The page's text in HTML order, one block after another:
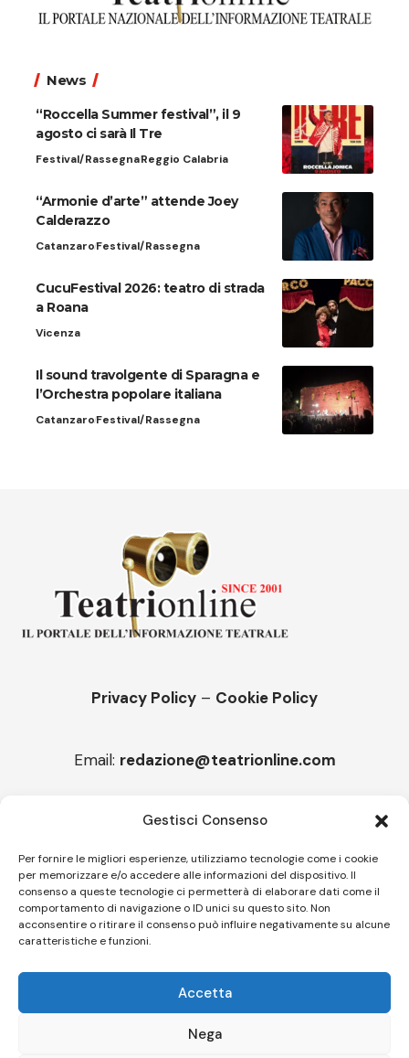
Gestisci Consenso
Per fornire le migliori esperienze, utilizziamo tecnologie come i cookie
per memorizzare e/o accedere alle informazioni del dispositivo. Il
consenso a queste tecnologie ci permetterà di elaborare dati come il
comportamento di navigazione o ID unici su questo sito. Non
acconsentire o ritirare il consenso può influire negativamente su alcune
caratteristiche e funzioni.
Accetta
Nega
News
“Roccella Summer festival”, il 9
agosto ci sarà Il Tre
Festival/RassegnaReggio Calabria
“Armonie d’arte” attende Joey
Calderazzo
CatanzaroFestival/Rassegna
CucuFestival 2026: teatro di strada
a Roana
Vicenza
Il sound travolgente di Sparagna e
l’Orchestra popolare italiana
CatanzaroFestival/Rassegna
Privacy Policy – Cookie Policy
Email: redazione@teatrionline.com
“Armonie d’arte” attende Joey Calderazzo
Firenze - SEO BY SIMONE ROMPIETTI SR WEB